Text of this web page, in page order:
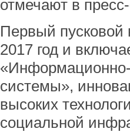
отмечают в
Первый пусковой
2017 год и
системы»,
высоких
социальной